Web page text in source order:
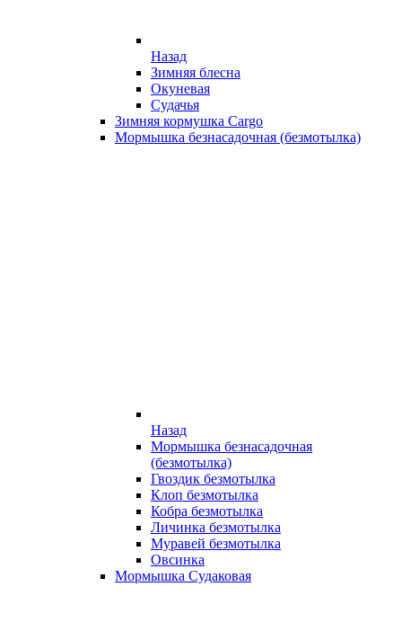
Назад
Зимняя блесна
Окуневая
Судачья
Зимняя кормушка Cargo
Мормышка безнасадочная (безмотылка)
Назад
Мормышка безнасадочная
(безмотылка)
Гвоздик безмотылка
Клоп безмотылка
Кобра безмотылка
Личинка безмотылка
Муравей безмотылка
Овсинка
Мормышка Судаковая